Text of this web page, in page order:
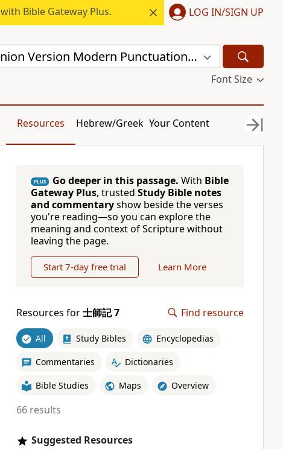
with Bible Gateway Plus. LOG IN/SIGN UP
Chinese Union Version Modern Punctuation (Traditional) (CUVMPT)
Font Size
Resources Hebrew/Greek Your Content
PLUS Go deeper in this passage. With Bible
Gateway Plus, trusted Study Bible notes
and commentaryshow beside the verses
you're reading—so you can explore the
meaning and context of Scripture without
leaving the page.
Start 7-day free trial Learn More
Resources for士師記 7 Find resource
All Study Bibles Encyclopedias
Commentaries Dictionaries
Bible Studies Maps Overview
66 results
Suggested Resources